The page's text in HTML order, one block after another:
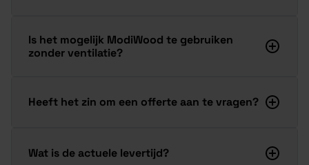
Is het mogelijk ModiWood te gebruiken
zonder ventilatie?
Heeft het zin om een offerte aan te vragen?
Wat is de actuele levertijd?